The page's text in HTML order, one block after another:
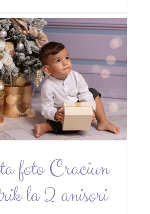
foto Craciun
la 2 anisori